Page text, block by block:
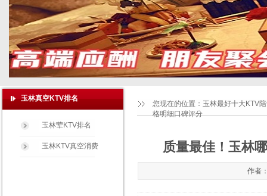
您现在的位置： 玉林最好十大KTV
格明细口碑评分
质量最佳！玉林
作者
玉林真空KTV排名
玉林荤KTV排名
玉林KTV真空消费